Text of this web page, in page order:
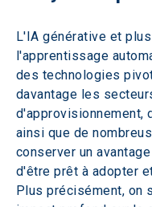
L'IA générative et
l'apprentissage
des technologies
davantage les
d'approvisionnement,
ainsi que de
conserver un
d'être prêt à adopter
Plus précisément, on